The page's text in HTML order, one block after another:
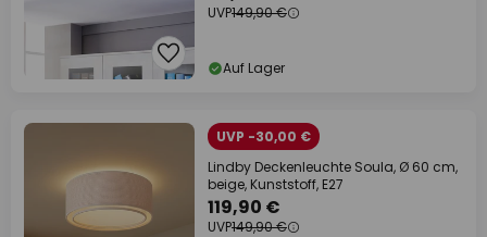
UVP149,90 €
Auf Lager
UVP -30,00 €
Lindby Deckenleuchte Soula, Ø 60 cm,
beige, Kunststoff, E27
119,90 €
UVP149,90 €